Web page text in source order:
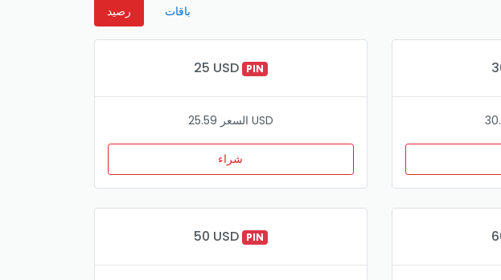
رصيد باقات
25 USD PIN
السعر 25.59 USD
شراء
50 USD PIN